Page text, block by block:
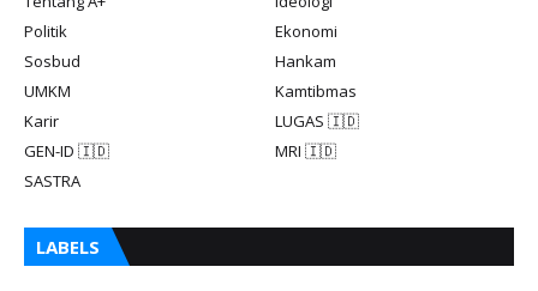
Politik
Ekonomi
Sosbud
Hankam
UMKM
Kamtibmas
Karir
LUGAS 🇮🇩
GEN-ID 🇮🇩
MRI 🇮🇩
SASTRA
LABELS